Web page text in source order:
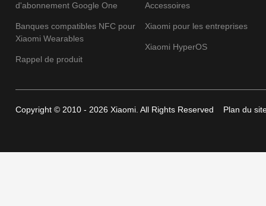
d'abonnement Google One
Banques compatibles NFC pour
Xiaomi Wearables
Rappel de produit
Accessoires
Xiaomi pour les entreprises
Xiaomi HyperOS
Copyright © 2010 - 2026 Xiaomi. All Rights Reserved Plan du